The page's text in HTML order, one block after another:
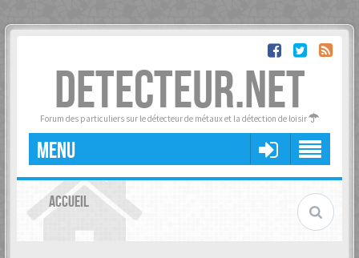
DETECTEUR.NET
Forum des particuliers sur le détecteur de métaux et la détection de loisir
MENU
ACCUEIL